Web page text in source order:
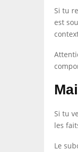
Si tu
est
Si tu
les
Le